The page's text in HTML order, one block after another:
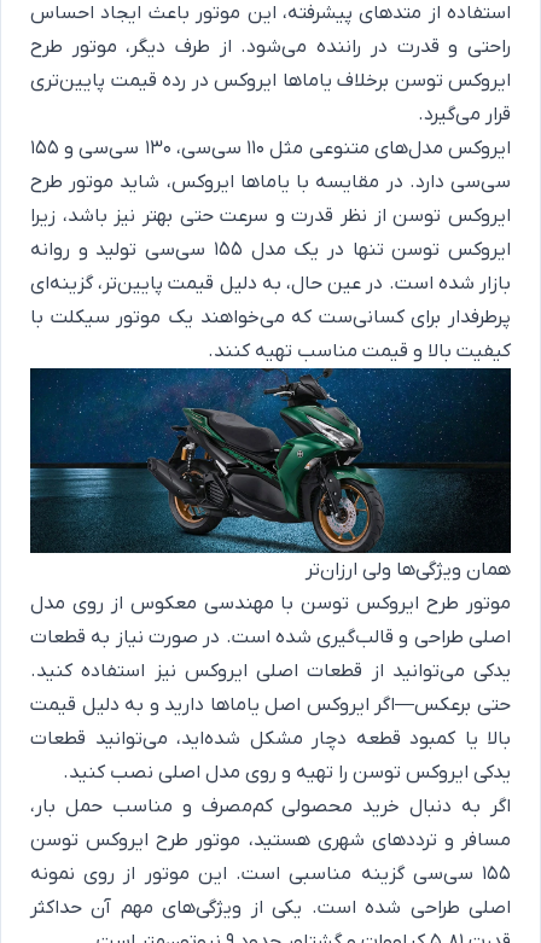
استفاده از متدهای پیشرفته، این موتور باعث ایجاد احساس
راحتی و قدرت در راننده می‌شود. از طرف دیگر، موتور طرح
ایروکس توسن برخلاف یاماها ایروکس در رده قیمت پایین‌تری
قرار می‌گیرد.
ایروکس مدل‌های متنوعی مثل 110 سی‌سی، 130 سی‌سی و 155
سی‌سی دارد. در مقایسه با یاماها ایروکس، شاید موتور طرح
ایروکس توسن از نظر قدرت و سرعت حتی بهتر نیز باشد، زیرا
ایروکس توسن تنها در یک مدل 155 سی‌سی تولید و روانه
بازار شده است. در عین حال، به دلیل قیمت پایین‌تر، گزینه‌ای
پرطرفدار برای کسانی‌ست که می‌خواهند یک موتور سیکلت با
کیفیت بالا و قیمت مناسب تهیه کنند.
همان ویژگی‌ها ولی ارزان‌تر
موتور طرح ایروکس توسن با مهندسی معکوس از روی مدل
اصلی طراحی و قالب‌گیری شده است. در صورت نیاز به قطعات
یدکی می‌توانید از قطعات اصلی ایروکس نیز استفاده کنید.
حتی برعکس—اگر ایروکس اصل یاماها دارید و به دلیل قیمت
بالا یا کمبود قطعه دچار مشکل شده‌اید، می‌توانید قطعات
یدکی ایروکس توسن را تهیه و روی مدل اصلی نصب کنید.
اگر به دنبال خرید محصولی کم‌مصرف و مناسب حمل بار،
مسافر و ترددهای شهری هستید، موتور طرح ایروکس توسن
155 سی‌سی گزینه مناسبی است. این موتور از روی نمونه
اصلی طراحی شده است. یکی از ویژگی‌های مهم آن حداکثر